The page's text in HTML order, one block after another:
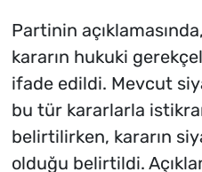
Partinin
kararın hukuki
ifade edildi. Mevcut
bu tür kararlarla
belirtilirken, kararın
olduğu belirtildi.